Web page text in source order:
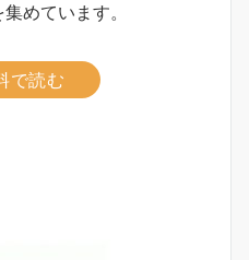
めています。
で読む